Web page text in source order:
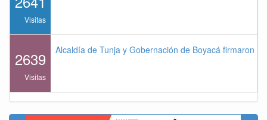
Visitas
2639
Visitas
Alcaldía de Tunja y Gobernación de Boyacá firmaron